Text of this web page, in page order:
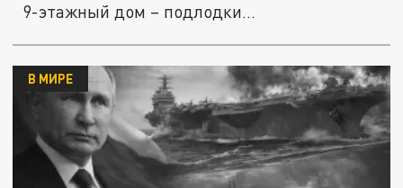
9-этажный дом – подлодки...
В МИРЕ